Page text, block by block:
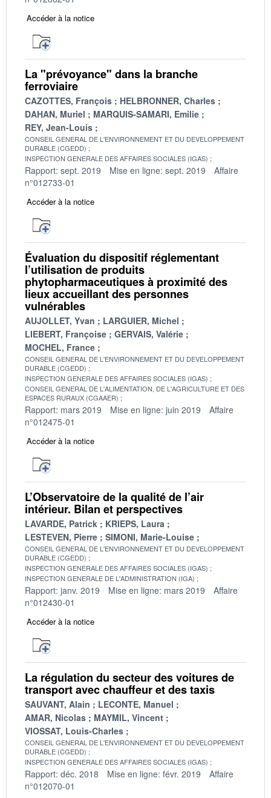
Accéder à la notice
La "prévoyance" dans la branche
ferroviaire
CAZOTTES, François
HELBRONNER, Charles
DAHAN, Muriel
MARQUIS-SAMARI, Emilie
REY, Jean-Louis
CONSEIL GENERAL DE L'ENVIRONNEMENT ET DU DEVELOPPEMENT
DURABLE (CGEDD)
INSPECTION GENERALE DES AFFAIRES SOCIALES (IGAS)
Rapport: sept. 2019 Mise en ligne: sept. 2019
Affaire
n°012733-01
Accéder à la notice
Évaluation du dispositif réglementant
l’utilisation de produits
phytopharmaceutiques à proximité des
lieux accueillant des personnes
vulnérables
AUJOLLET, Yvan
LARGUIER, Michel
LIEBERT, Françoise
GERVAIS, Valérie
MOCHEL, France
CONSEIL GENERAL DE L'ENVIRONNEMENT ET DU DEVELOPPEMENT
DURABLE (CGEDD)
INSPECTION GENERALE DES AFFAIRES SOCIALES (IGAS)
CONSEIL GENERAL DE L'ALIMENTATION, DE L'AGRICULTURE ET DES
ESPACES RURAUX (CGAAER)
Rapport: mars 2019 Mise en ligne: juin 2019
Affaire
n°012475-01
Accéder à la notice
L’Observatoire de la qualité de l’air
intérieur. Bilan et perspectives
LAVARDE, Patrick
KRIEPS, Laura
LESTEVEN, Pierre
SIMONI, Marie-Louise
CONSEIL GENERAL DE L'ENVIRONNEMENT ET DU DEVELOPPEMENT
DURABLE (CGEDD)
INSPECTION GENERALE DES AFFAIRES SOCIALES (IGAS)
INSPECTION GENERALE DE L'ADMINISTRATION (IGA)
Rapport: janv. 2019 Mise en ligne: mars 2019
Affaire
n°012430-01
Accéder à la notice
La régulation du secteur des voitures de
transport avec chauffeur et des taxis
SAUVANT, Alain
LECONTE, Manuel
AMAR, Nicolas
MAYMIL, Vincent
VIOSSAT, Louis-Charles
CONSEIL GENERAL DE L'ENVIRONNEMENT ET DU DEVELOPPEMENT
DURABLE (CGEDD)
INSPECTION GENERALE DES AFFAIRES SOCIALES (IGAS)
Rapport: déc. 2018 Mise en ligne: févr. 2019
Affaire
n°012070-01